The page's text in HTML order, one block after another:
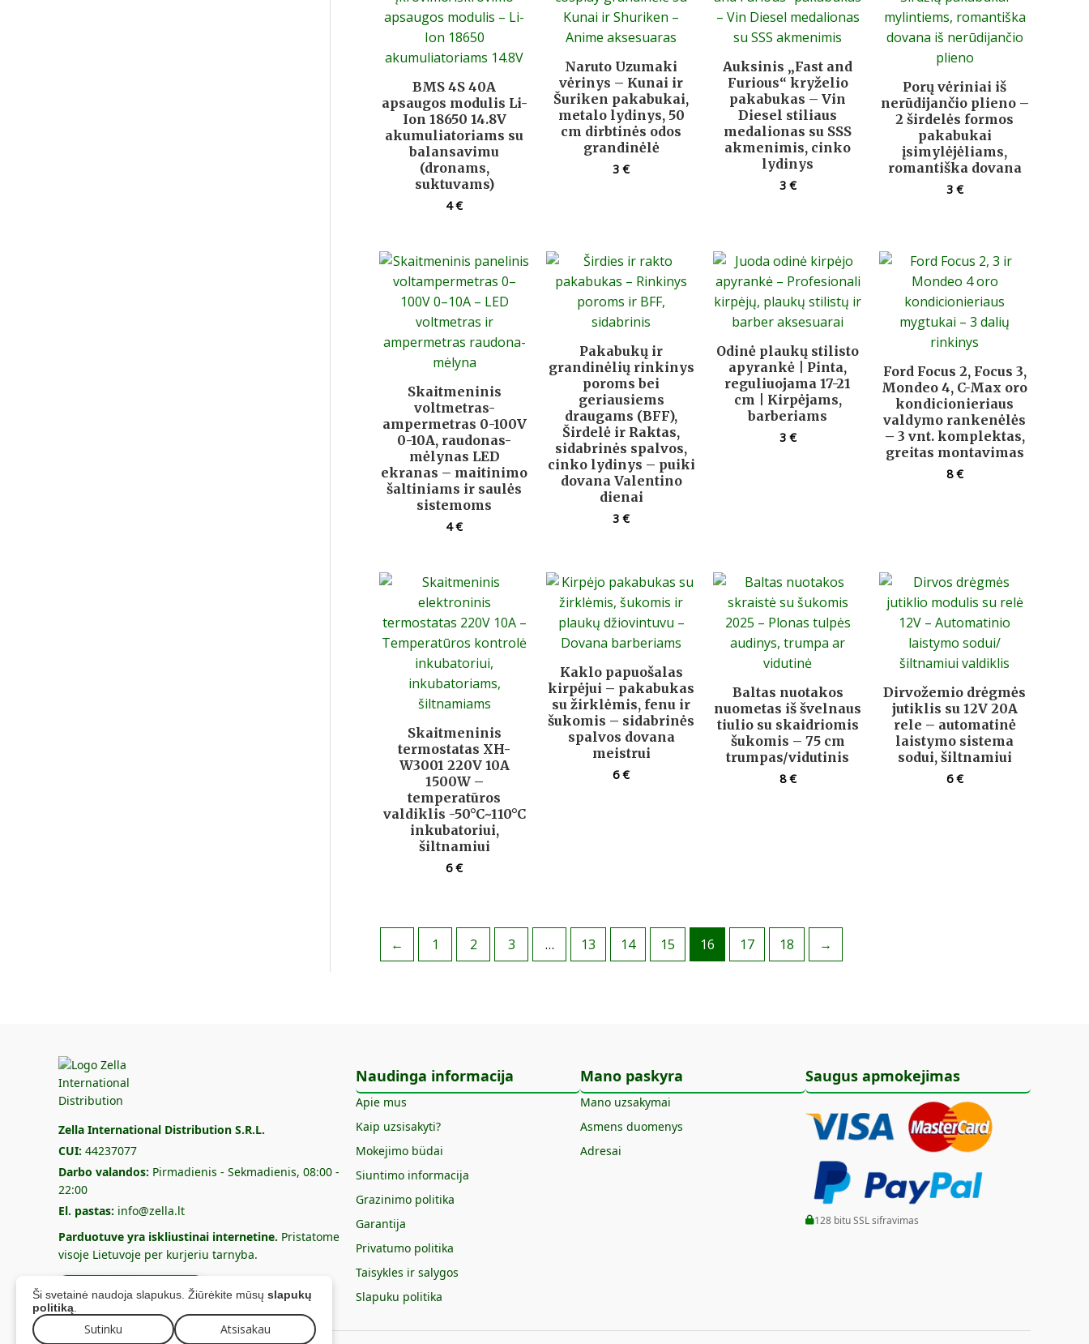
Ši svetainė naudoja slapukus. Žiūrėkite mūsų slapukų
politiką
Sutinku Atsisakau
BMS 4S 40A
apsaugos modulis Li-
Ion 18650 14.8V
akumuliatoriams su
balansavimu
(dronams,
suktuvams)
4€
Naruto Uzumaki
vėrinys – Kunai ir
Šuriken pakabukai,
metalo lydinys, 50
cm dirbtinės odos
grandinėlė
3€
Auksinis „Fast and
Furious“ kryželio
pakabukas – Vin
Diesel stiliaus
medalionas su SSS
akmenimis, cinko
lydinys
3 €
Porų vėriniai iš
nerūdijančio plieno –
2 širdelės formos
pakabukai
įsimylėjėliams,
romantiška dovana
3 €
Skaitmeninis
voltmetras-
ampermetras 0-100V
0-10A, raudonas-
mėlynas LED
ekranas – maitinimo
šaltiniams ir saulės
sistemoms
4€
Pakabukų ir
grandinėlių rinkinys
poroms bei
geriausiems
draugams (BFF),
Širdelė ir Raktas,
sidabrinės spalvos,
cinko lydinys – puiki
dovana Valentino
dienai
3€
Odinė plaukų stilisto
apyrankė | Pinta,
reguliuojama 17-21
cm | Kirpėjams,
barberiams
3 €
Ford Focus 2, Focus 3,
Mondeo 4, C-Max oro
kondicionieriaus
valdymo rankenėlės
– 3 vnt. komplektas,
greitas montavimas
8€
Skaitmeninis
termostatas XH-
W3001 220V 10A
1500W –
temperatūros
valdiklis -50°C~110°C
inkubatoriui,
šiltnamiui
6€
Kaklo papuošalas
kirpėjui – pakabukas
su žirklėmis, fenu ir
šukomis – sidabrinės
spalvos dovana
meistrui
6€
Baltas nuotakos
nuometas iš švelnaus
tiulio su skaidriomis
šukomis – 75 cm
trumpas/vidutinis
8€
Dirvožemio drėgmės
jutiklis su 12V 20A
rele – automatinė
laistymo sistema
sodui, šiltnamiui
6€
← 1 2 3 … 13 14 15 16 17 18 →
Zella International Distribution S.R.L.
CUI: 44237077
Darbo valandos: Pirmadienis - Sekmadienis, 08:00 -
22:00
El. pastas: info@zella.lt
Parduotuve yra iskliustinai internetine. Pristatome
visoje Lietuvoje per kurjeriu tarnyba.
Kontaktu forma
Naudinga informacija
Apie mus
Kaip uzsisakyti?
Mokejimo büdai
Siuntimo informacija
Grazinimo politika
Garantija
Privatumo politika
Taisykles ir salygos
Slapuku politika
Mano paskyra
Mano uzsakymai
Asmens duomenys
Adresai
Saugus apmokejimas
128 bitu SSL sifravimas